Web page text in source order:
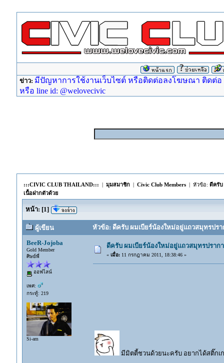
ข่าว: มีปัญหาการใช้งานเว็บไซต์ หรือติดต่อลงโฆษณา ติดต่อ
หรือ line id: @welovecivic
:::CIVIC CLUB THAILAND::: | มุมสมาชิก| Civic Club Members| หัวข้อ: ดีครับ
เนื้อฝากตัวด้วย
หน้า: [1]
ผู้เขียน หัวข้อ: ดีครับ ผมเบียร์น้องใหม่อยู่แถวสมุทรปร
BeeR-Jojoba
Gold Member
ศิษย์พี่
ออฟไลน์
เพศ:
กระทู้: 219
Si-am
ดีครับ ผมเบียร์น้องใหม่อยู่แถวสมุทรปรา
« เมื่อ:11 กรกฎาคม 2011, 18:38:46 »
มีมิตตี้ชวนด้วยนะครับ อยากได้สติ๊กเ